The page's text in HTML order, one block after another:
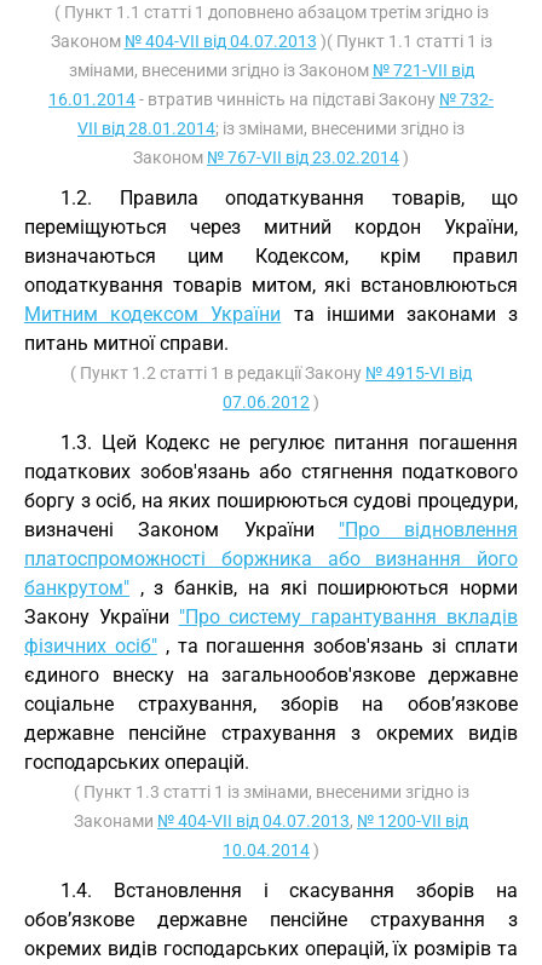
( Пункт 1.1 статті 1 доповнено абзацом третім згідно із
Законом № 404-VII від 04.07.2013 )( Пункт 1.1 статті 1 із
змінами, внесеними згідно із Законом № 721-VII від
16.01.2014- втратив чинність на підставі Закону № 732-
VII від 28.01.2014; із змінами, внесеними згідно із
Законом № 767-VII від 23.02.2014)
1.2. Правила оподаткування товарів, що
переміщуються через митний кордон України,
визначаються цим Кодексом, крім правил
оподаткування товарів митом, які встановлюються
Митним кодексом України та іншими законами з
питань митної справи.
( Пункт 1.2 статті 1 в редакції Закону № 4915-VI від
07.06.2012 )
1.3. Цей Кодекс не регулює питання погашення
податкових зобов'язань або стягнення податкового
боргу з осіб, на яких поширюються судові процедури,
визначені Законом України "Про відновлення
платоспроможності боржника або визнання його
банкрутом" , з банків, на які поширюються норми
Закону України "Про систему гарантування вкладів
фізичних осіб", та погашення зобов'язань зі сплати
єдиного внеску на загальнообов'язкове державне
соціальне страхування, зборів на обов’язкове
державне пенсійне страхування з окремих видів
господарських операцій.
( Пункт 1.3 статті 1 із змінами, внесеними згідно із
Законами № 404-VII від 04.07.2013, № 1200-VII від
10.04.2014)
1.4. Встановлення і скасування зборів на
обов’язкове державне пенсійне страхування з
окремих видів господарських операцій, їх розмірів та